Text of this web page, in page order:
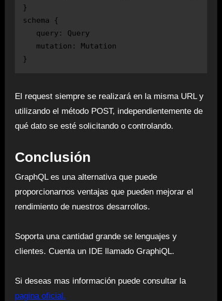
}
schema {
   query: Query
   mutation: Mutation
}
El request siempre se realizará en la misma URL y
utilizando el método POST, independientemente de
qué dato se esté solicitando o controlando.
Conclusión
GraphQL es una alternativa que puede
proporcionarnos ventajas que pueden mejorar el
rendimiento de nuestros desarrollos.
Soporta una cantidad grande se lenguajes y
clientes. Cuenta un IDE llamado GraphiQL.
Si deseas mas información puede consultar la
pagina oficial.